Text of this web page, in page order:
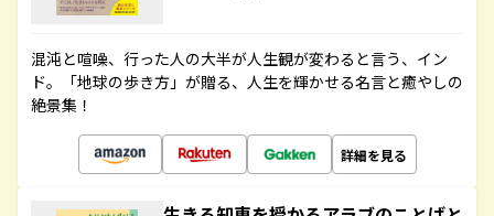
混沌と喧噪、行った人の大半が人生観が変わると言う、イン
ド。「地球の歩き方」が贈る、人生を輝かせる名言と癒やしの
絶景集！
詳細を見る